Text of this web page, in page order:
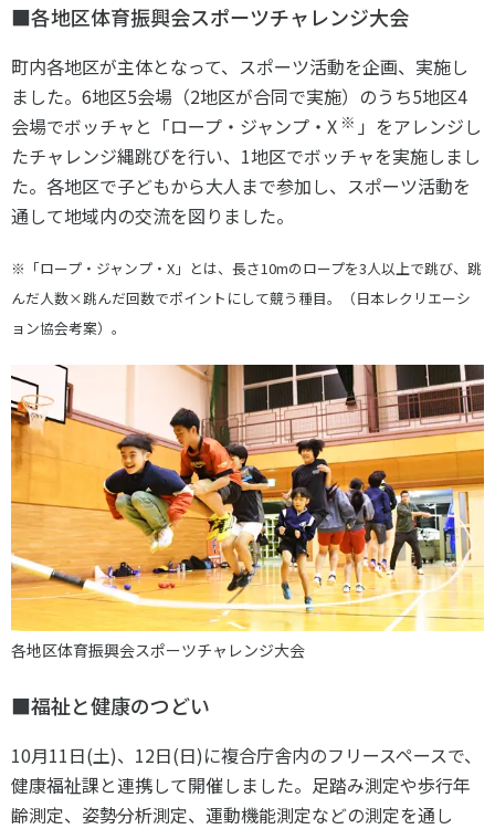
■各地区体育振興会スポーツチャレンジ大会
町内各地区が主体となって、スポーツ活動を企画、実施し
ました。6地区5会場（2地区が合同で実施）のうち5地区4
会場でボッチャと「ロープ・ジャンプ・X ※ 」をアレンジし
たチャレンジ縄跳びを行い、1地区でボッチャを実施しまし
た。各地区で子どもから大人まで参加し、スポーツ活動を
通して地域内の交流を図りました。
※「ロープ・ジャンプ・X」とは、長さ10mのロープを3人以上で跳び、跳
んだ人数×跳んだ回数でポイントにして競う種目。（日本レクリエーシ
ョン協会考案）。
各地区体育振興会スポーツチャレンジ大会
■福祉と健康のつどい
10月11日(土)、12日(日)に複合庁舎内のフリースペースで、
健康福祉課と連携して開催しました。足踏み測定や歩行年
齢測定、姿勢分析測定、運動機能測定などの測定を通し